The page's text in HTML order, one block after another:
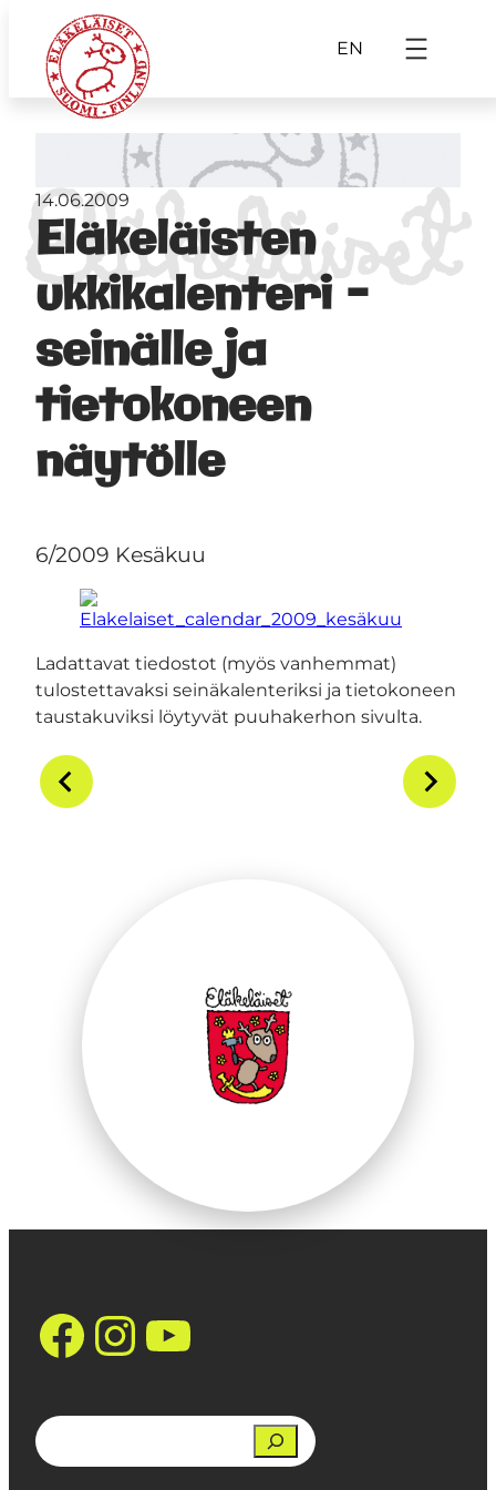
EN
Eläkeläisten
ukkikalenteri –
seinälle ja
tietokoneen
näytölle
14.06.2009
6/2009 Kesäkuu
Ladattavat tiedostot (myös vanhemmat)
tulostettavaksi seinäkalenteriksi ja tietokoneen
taustakuviksi löytyvät puuhakerhon sivulta.
https://
Instagram
YouTube
Search